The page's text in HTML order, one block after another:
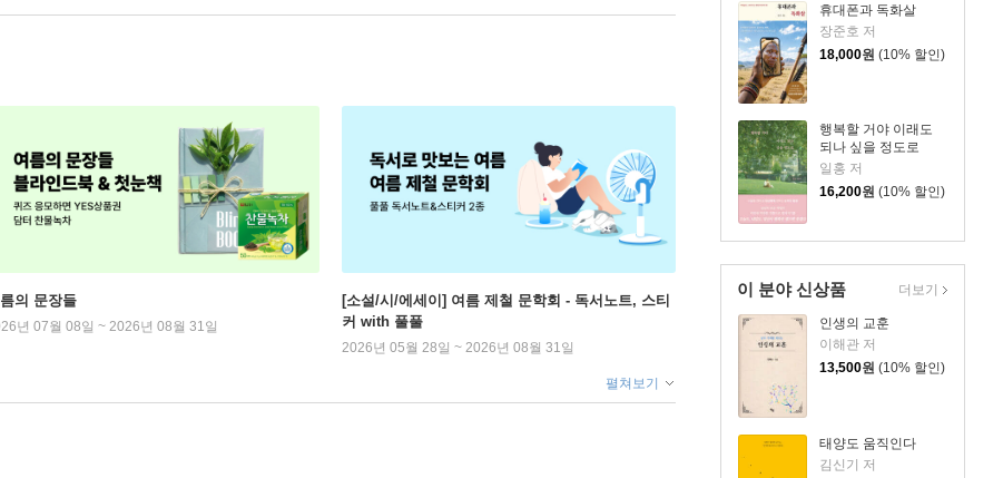
휴대폰과 독화살
장준호 저
18,000원 (10% 할인)
행복할 거야 이래도
되나 싶을 정도로
일홍 저
16,200원 (10% 할인)
이 분야 신상품
인생의 교훈
이해관 저
13,500원 (10% 할인)
태양도 움직인다
김신기 저
더보기
의 문장들
년 07월 08일 ~ 2026년 08월 31일
[소설/시/에세이] 여름 제철 문학회 - 독서노트, 스티
커 with 풀풀
2026년 05월 28일 ~ 2026년 08월 31일
펼쳐보기